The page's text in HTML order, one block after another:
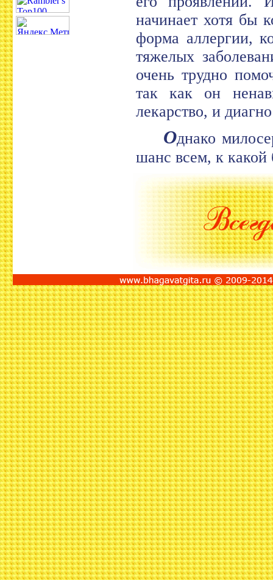
начинает хотя бы
форма аллергии,
тяжелых
очень трудно
так как он
лекарство, и
Однако
шанс всем, к какой